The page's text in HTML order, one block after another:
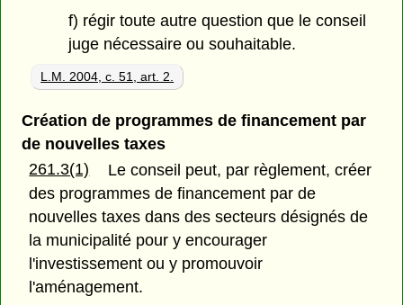
f) régir toute autre question que le conseil
juge nécessaire ou souhaitable.
L.M. 2004, c. 51, art. 2.
Création de programmes de financement par
de nouvelles taxes
261.3(1)
Le conseil peut, par règlement, créer
des programmes de financement par de
nouvelles taxes dans des secteurs désignés de
la municipalité pour y encourager
l'investissement ou y promouvoir
l'aménagement.